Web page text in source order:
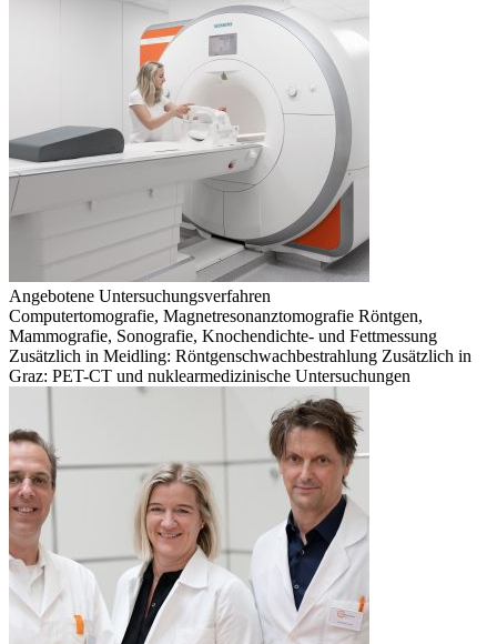
Angebotene Untersuchungsverfahren
Computertomografie, Magnetresonanztomografie Röntgen,
Mammografie, Sonografie, Knochendichte- und Fettmessung
Zusätzlich in Meidling: Röntgenschwachbestrahlung Zusätzlich in
Graz: PET-CT und nuklearmedizinische Untersuchungen